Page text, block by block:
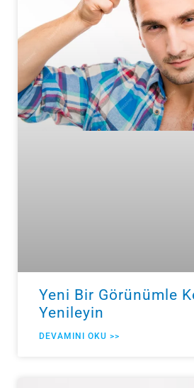
Yeni Bir Görünümle
Yenileyin
DEVAMINI OKU >>